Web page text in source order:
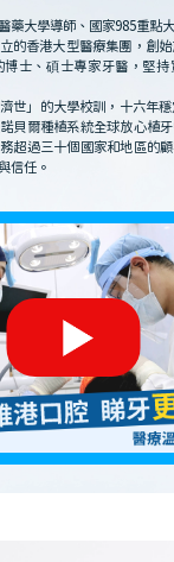
藥大學導師、國家985重點
的香港大型醫療集團，創
博士、碩士專家牙醫，堅
世」的大學校訓，十六年
貝爾種植系統全球放心植
超過三十個國家和地區的
信任。